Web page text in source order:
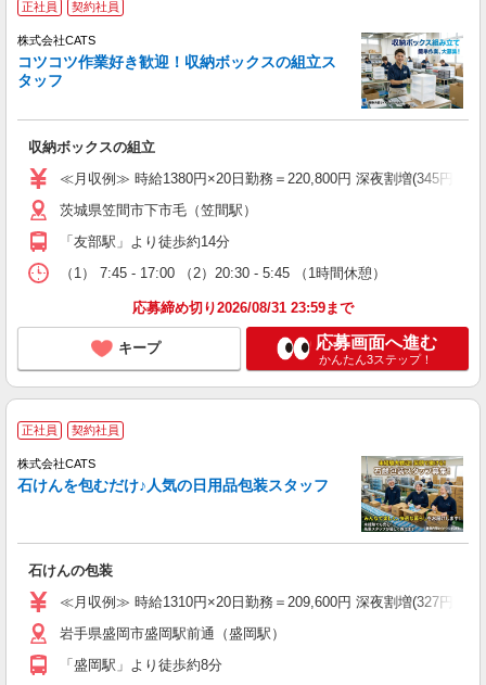
正社員 契約社員
株式会社CATS
コツコツ作業好き歓迎！収納ボックスの組立ス
タッフ
収納ボックスの組立
≪月収例≫ 時給1380円×20日勤務＝220,800円 深夜割増(345円
茨城県笠間市下市毛（笠間駅）
「友部駅」より徒歩約14分
（1） 7:45 - 17:00 （2）20:30 - 5:45 （1時間休憩）
応募締め切り2026/08/31 23:59まで
キープ 応募画面へ進む
かんたん3ステップ！
正社員 契約社員
株式会社CATS
石けんを包むだけ♪人気の日用品包装スタッフ
石けんの包装
≪月収例≫ 時給1310円×20日勤務＝209,600円 深夜割増(327円
岩手県盛岡市盛岡駅前通（盛岡駅）
「盛岡駅」より徒歩約8分